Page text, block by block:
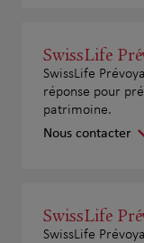
SwissLife
SwissLife
réponse pour
patrimoine.
Nous contacter
SwissLife
SwissLife